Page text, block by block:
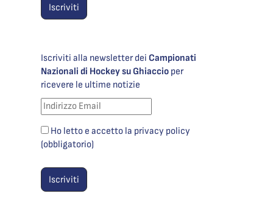
Iscriviti alla newsletter dei Campionati
Nazionali di Hockey su Ghiaccio per
ricevere le ultime notizie
Ho letto e accetto la privacy policy
(obbligatorio)